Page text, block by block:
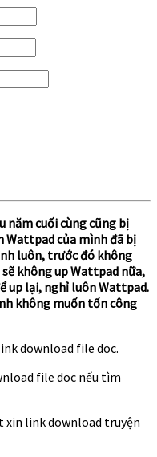
năm cuối cùng cũng bị
Wattpad của mình đã bị
luôn, trước đó không
không up Wattpad nữa,
up lại, nghỉ luôn Wattpad.
không muốn tốn công
download file doc.
file doc nếu tìm
xin link download truyện